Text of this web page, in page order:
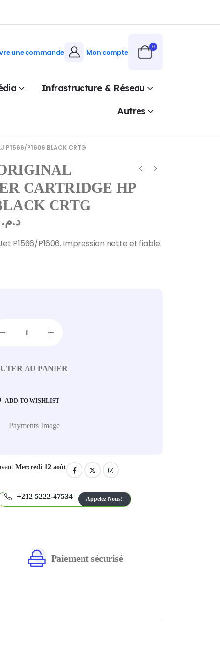
une commande Mon compte
0
Infrastructure & Réseau
Autres
P1566/P1606 BLACK CRTG
CARTRIDGE HP
CRTG
د.م.
P1566/P1606. Impression nette et fiable.
AU PANIER
ADD TO WISHLIST
Mercredi 12 août
+212 5222-47534 Appelez Nous!
Paiement sécurisé